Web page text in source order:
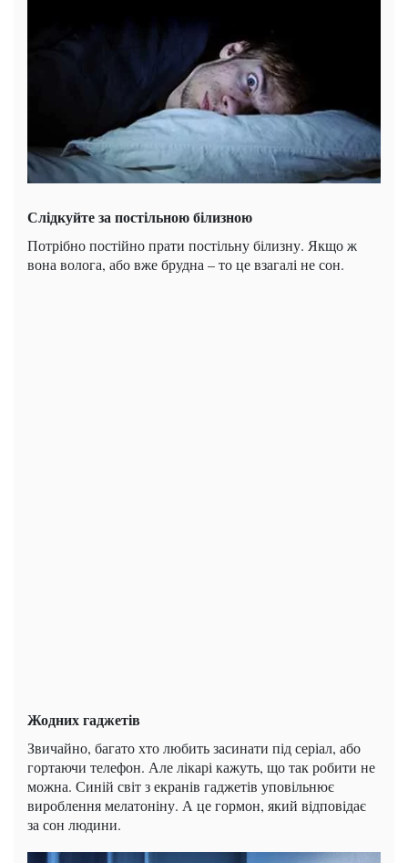
Слідкуйте за постільною білизною
Потрібно постійно прати постільну білизну. Якщо ж
вона волога, або вже брудна – то це взагалі не сон.
Жодних гаджетів
Звичайно, багато хто любить засинати під серіал, або
гортаючи телефон. Але лікарі кажуть, що так робити не
можна. Синій світ з екранів гаджетів уповільнює
вироблення мелатоніну. А це гормон, який відповідає
за сон людини.